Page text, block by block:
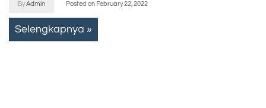
ByAdmin Posted on February 22, 2022
Selengkapnya »